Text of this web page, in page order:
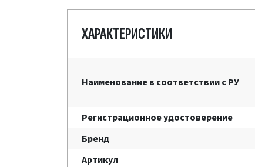
ХАРАКТЕРИСТИКИ
Наименование в соответствии с РУ
Регистрационное удостоверение
Бренд
Артикул